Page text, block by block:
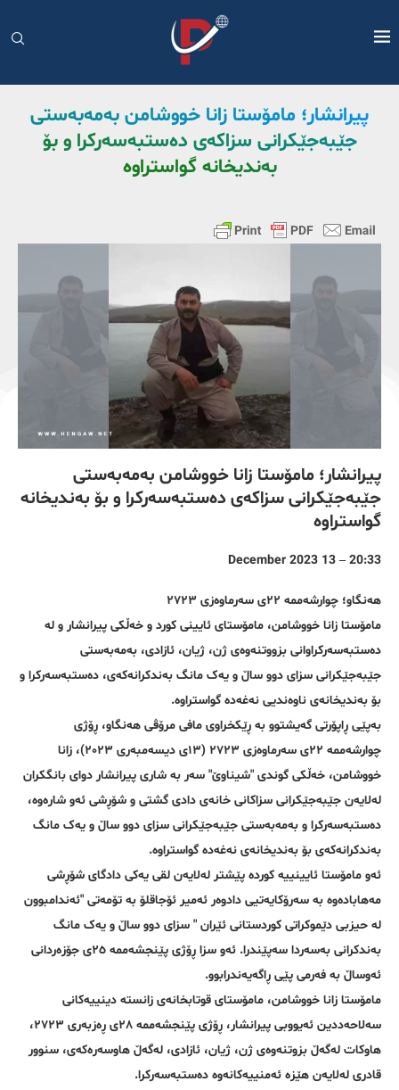
پیرانشار؛ مامۆستا زانا خووشامن بەمەبەستی
جێبەجێکرانی سزاکەی دەستبەسەرکرا و بۆ
بەندیخانە گواستراوە
پیرانشار؛ مامۆستا زانا خووشامن بەمەبەستی
جێبەجێکرانی سزاکەی دەستبەسەرکرا و بۆ بەندیخانە
گواستراوە
20:33 – 13 December 2023
هەنگاو؛ چوارشەممە ٢٢ی سەرماوەزی ٢٧٢٣
مامۆستا زانا خووشامن، مامۆستای ئایینی کورد و خەڵکی پیرانشار و لە
دەستبەسەرکراوانی بزووتنەوەی ژن، ژیان، ئازادی، بەمەبەستی
جێبەجێکرانی سزای دوو ساڵ و یەک مانگ بەندکرانەکەی، دەستبەسەرکرا و
بۆ بەندیخانەی ناوەندیی نەغەدە گواستراوە.
بەپێی ڕاپۆرتی گەیشتوو بە ڕێکخراوی مافی مرۆڤی هەنگاو، ڕۆژی
چوارشەممە ٢٢ی سەرماوەزی ٢٧٢٣ (١٣ی دیسەمبەری ٢٠٢٣)، زانا
خووشامن، خەڵکی گوندی "شیناوێ" سەر بە شاری پیرانشار دوای بانگکران
لەلایەن جێبەجێکرانی سزاکانی خانەی دادی گشتی و شۆڕشی ئەو شارەوە،
دەستبەسەرکرا و بەمەبەستی جێبەجێکرانی سزای دوو ساڵ و یەک مانگ
بەندکرانەکەی بۆ بەندیخانەی نەغەدە گواستراوە.
ئەو مامۆستا ئایینییە کوردە پێشتر لەلایەن لقی یەکی دادگای شۆڕشی
مەهابادەوە بە سەرۆکایەتیی دادوەر ئەمیر ئۆجاقلۆ بە تۆمەتی "ئەندامبوون
لە حیزبی دێموکراتی کوردستانی ئێران " سزای دوو ساڵ و یەک مانگ
بەندکرانی بەسەردا سەپێندرا. ئەو سزا ڕۆژی پێنجشەممە ٢٥ی جۆزەردانی
ئەوساڵ بە فەرمی پێی ڕاگەیەندرابوو.
مامۆستا زانا خووشامن، مامۆستای قوتابخانەی زانستە دینییەکانی
سەلاحەددین ئەیووبی پیرانشار، ڕۆژی پێنجشەممە ٢٨ی ڕەزبەری ٢٧٢٣،
هاوکات لەگەڵ بزوتنەوەی ژن، ژیان، ئازادی، لەگەڵ هاوسەرەکەی، سنوور
قادری لەلایەن هێزە ئەمنییەکانەوە دەستبەسەرکرا.